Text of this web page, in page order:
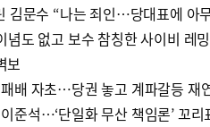
김문수 “나는 죄인…당대표에 아
념도 없고 보수 참칭한 사이비 레
보
배 자초…당권 놓고 계파갈등 재
준석…‘단일화 무산 책임론’ 꼬리